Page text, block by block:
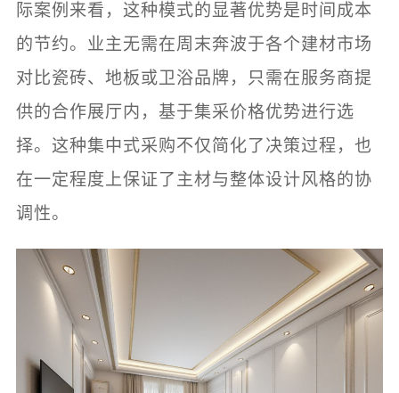
际案例来看，这种模式的显著优势是时间成本
的节约。业主无需在周末奔波于各个建材市场
对比瓷砖、地板或卫浴品牌，只需在服务商提
供的合作展厅内，基于集采价格优势进行选
择。这种集中式采购不仅简化了决策过程，也
在一定程度上保证了主材与整体设计风格的协
调性。